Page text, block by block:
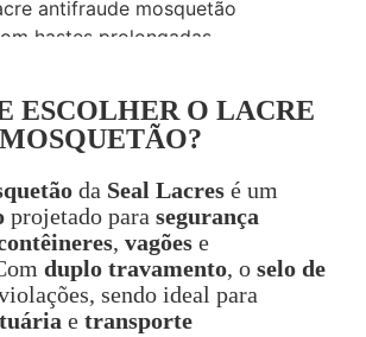
ESCOLHER O LACRE
MOSQUETÃO?
da Seal Lacres é um
projetado para segurança
, vagões e
duplo travamento, o selo de
sendo ideal para
e transporte